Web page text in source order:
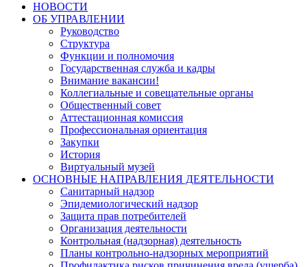
НОВОСТИ
ОБ УПРАВЛЕНИИ
Руководство
Структура
Функции и полномочия
Государственная служба и кадры
Внимание вакансии!
Коллегиальные и совещательные органы
Общественный совет
Аттестационная комиссия
Профессиональная ориентация
Закупки
История
Виртуальный музей
ОСНОВНЫЕ НАПРАВЛЕНИЯ ДЕЯТЕЛЬНОСТИ
Санитарный надзор
Эпидемиологический надзор
Защита прав потребителей
Организация деятельности
Контрольная (надзорная) деятельность
Планы контрольно-надзорных мероприятий